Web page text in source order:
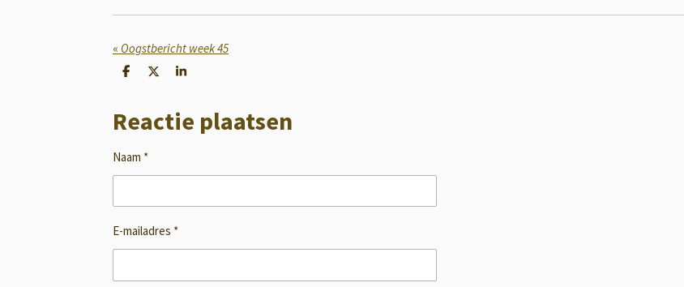
« Oogstbericht week 45
D
n
D
S
r
e
Reactie plaatsen
Naam *
E-mailadres *